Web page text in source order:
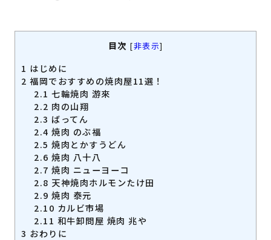
目次 [非表示]
1 はじめに
2 福岡でおすすめの焼肉屋11選！
2.1 七輪焼肉 游來
2.2 肉の山翔
2.3 ばってん
2.4 焼肉 のぶ福
2.5 焼肉とかすうどん
2.6 焼肉 八十八
2.7 焼肉 ニューヨーコ
2.8 天神焼肉ホルモンたけ田
2.9 焼肉 泰元
2.10 カルビ市場
2.11 和牛卸問屋 焼肉 兆や
3 おわりに